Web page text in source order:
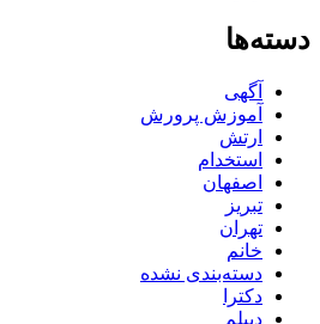
دسته‌ها
آگهی
آموزش پرورش
ارتش
استخدام
اصفهان
تبریز
تهران
خانم
دسته‌بندی نشده
دکترا
دیپلم